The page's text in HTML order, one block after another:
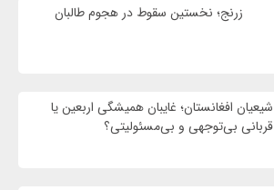
زرنج؛ نخستین سقوط در هجوم طالبان
شیعیان افغانستان؛ غایبان همیشگی اربعین یا
قربانی بی‌توجهی و بی‌مسئولیتی؟